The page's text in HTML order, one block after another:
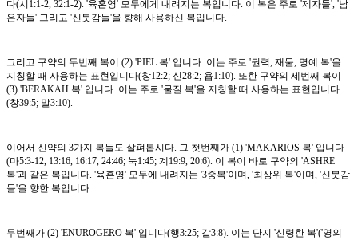
다(시1:1-2, 32:1-2). '육혼영' 모두에게 내려지는 복입니다. 이 복은 주로 '제자들', '남
은자들' 그리고 '신붓감들'을 향해 사용하신 복입니다.
그리고 구약의 두번째 복이 (2) 'PIEL 복' 입니다. 이는 주로 '권력, 재물, 명예 복'을
지칭할 때 사용하는 표현입니다(창12:2; 신28:2; 욥1:10). 또한 구약의 세번째 복이
(3) 'BERAKAH 복' 입니다. 이는 주로 '물질 복'을 지칭할 때 사용하는 표현입니다
(창39:5; 말3:10).
이어서 신약의 3가지 복들도 살펴봅시다. 그 첫번째가 (1) 'MAKARIOS 복' 입니다
(마5:3-12, 13:16, 16:17, 24:46; 눅1:45; 계19:9, 20:6). 이 복이 바로 구약의 'ASHRE
복'과 같은 복입니다. '육혼영' 모두에 내려지는 '3중복'이며, '최상위 복'이며, '신붓감
들'을 향한 복입니다.
두번째가 (2) 'ENUROGERO 복' 입니다(행3:25; 갈3:8). 이는 단지 '신령한 복'('영의